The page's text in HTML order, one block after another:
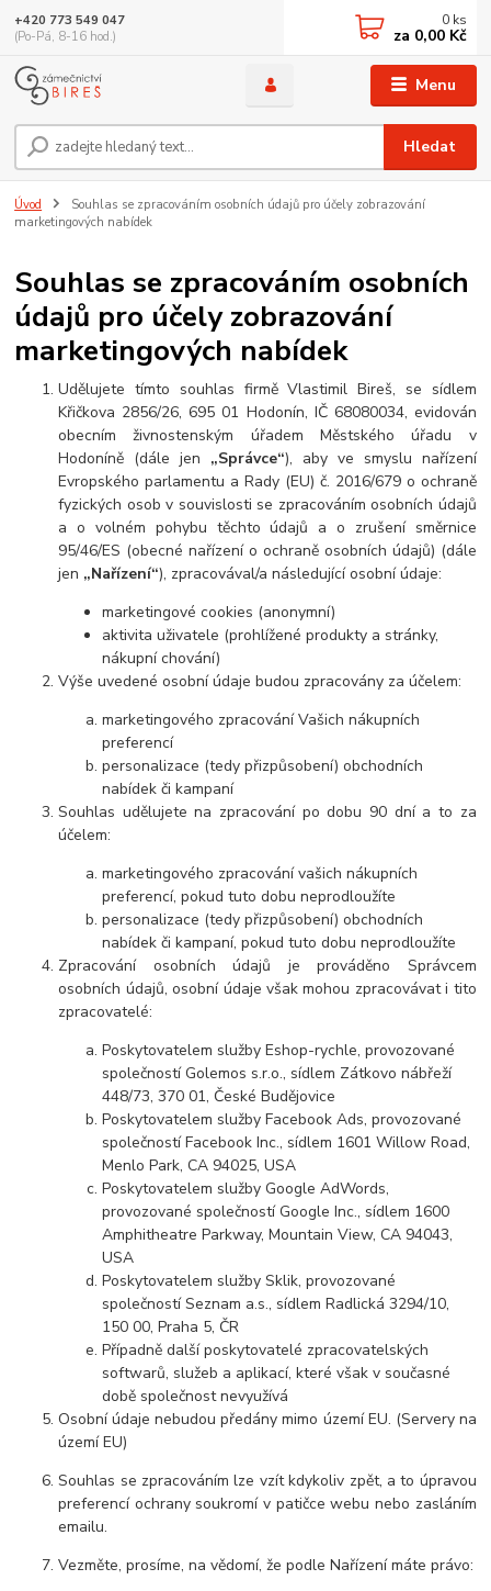
Menu
Hledat
+420 773 549 047
(Po-Pá, 8-16 hod.)
0 ks
za 0,00 Kč
Úvod
Souhlas se zpracováním osobních údajů pro účely zobrazování
marketingových nabídek
Souhlas se zpracováním osobních
údajů pro účely zobrazování
marketingových nabídek
Udělujete tímto souhlas firmě Vlastimil Bireš, se sídlem
Křičkova 2856/26, 695 01 Hodonín, IČ 68080034, evidován
obecním živnostenským úřadem Městského úřadu v
Hodoníně (dále jen „Správce“), aby ve smyslu nařízení
Evropského parlamentu a Rady (EU) č. 2016/679 o ochraně
fyzických osob v souvislosti se zpracováním osobních údajů
a o volném pohybu těchto údajů a o zrušení směrnice
95/46/ES (obecné nařízení o ochraně osobních údajů) (dále
jen „Nařízení“), zpracovával/a následující osobní údaje:
marketingové cookies (anonymní)
aktivita uživatele (prohlížené produkty a stránky,
nákupní chování)
Výše uvedené osobní údaje budou zpracovány za účelem:
marketingového zpracování Vašich nákupních
preferencí
personalizace (tedy přizpůsobení) obchodních
nabídek či kampaní
Souhlas udělujete na zpracování po dobu 90 dní a to za
účelem:
marketingového zpracování vašich nákupních
preferencí, pokud tuto dobu neprodloužíte
personalizace (tedy přizpůsobení) obchodních
nabídek či kampaní, pokud tuto dobu neprodloužíte
Zpracování osobních údajů je prováděno Správcem
osobních údajů, osobní údaje však mohou zpracovávat i tito
zpracovatelé:
Poskytovatelem služby Eshop-rychle, provozované
společností Golemos s.r.o., sídlem Zátkovo nábřeží
448/73, 370 01, České Budějovice
Poskytovatelem služby Facebook Ads, provozované
společností Facebook Inc., sídlem 1601 Willow Road,
Menlo Park, CA 94025, USA
Poskytovatelem služby Google AdWords,
provozované společností Google Inc., sídlem 1600
Amphitheatre Parkway, Mountain View, CA 94043,
USA
Poskytovatelem služby Sklik, provozované
společností Seznam a.s., sídlem Radlická 3294/10,
150 00, Praha 5, ČR
Případně další poskytovatelé zpracovatelských
softwarů, služeb a aplikací, které však v současné
době společnost nevyužívá
Osobní údaje nebudou předány mimo území EU. (Servery na
území EU)
Souhlas se zpracováním lze vzít kdykoliv zpět, a to úpravou
preferencí ochrany soukromí v patičce webu nebo zasláním
emailu.
Vezměte, prosíme, na vědomí, že podle Nařízení máte právo: